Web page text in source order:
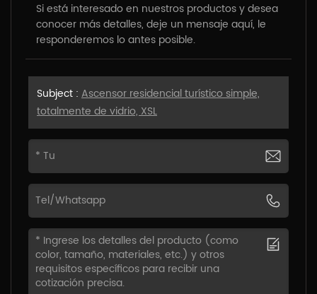
Si está interesado en nuestros productos y desea
conocer más detalles, deje un mensaje aquí, le
responderemos lo antes posible.
Subject : Ascensor residencial turístico simple,
totalmente de vidrio, XSL